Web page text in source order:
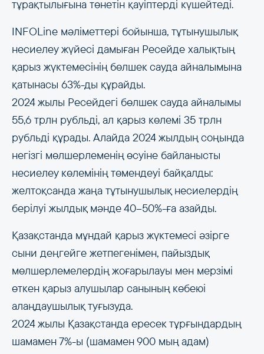
тұрақтылығына төнетін қауіптерді күшейтеді.
INFOLine мәліметтері бойынша, тұтынушылық
несиелеу жүйесі дамыған Ресейде халықтың
қарыз жүктемесінің бөлшек сауда айналымына
қатынасы 63%-ды құрайды.
2024 жылы Ресейдегі бөлшек сауда айналымы
55,6 трлн рубльді, ал қарыз көлемі 35 трлн
рубльді құрады. Алайда 2024 жылдың соңында
негізгі мөлшерлеменің өсуіне байланысты
несиелеу көлемінің төмендеуі байқалды:
желтоқсанда жаңа тұтынушылық несиелердің
берілуі жылдық мәнде 40–50%-ға азайды.
Қазақстанда мұндай қарыз жүктемесі әзірге
сыни деңгейге жетпегенімен, пайыздық
мөлшерлемелердің жоғарылауы мен мерзімі
өткен қарыз алушылар санының көбеюі
алаңдаушылық туғызуда.
2024 жылы Қазақстанда ересек тұрғындардың
шамамен 7%-ы (шамамен 900 мың адам)